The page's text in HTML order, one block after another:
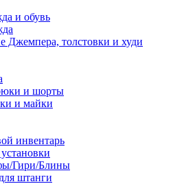
и обувь
Джемпера, толстовки и худи
и шорты
и майки
инвентарь
Гири/Блины
штанги